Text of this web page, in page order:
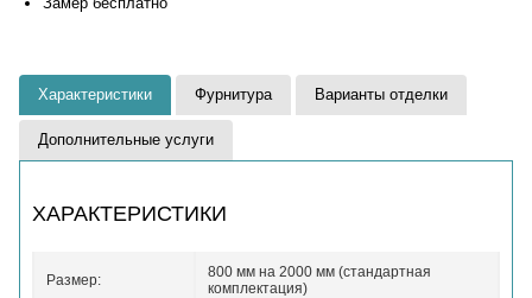
Характеристики Фурнитура Варианты отделки
Дополнительные услуги
ХАРАКТЕРИСТИКИ
Размер:
800 мм на 2000 мм (стандартная
комплектация)